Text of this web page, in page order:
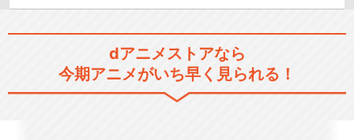
ハイキュー!!
dアニメストアなら
今期アニメがいち早く見られる！